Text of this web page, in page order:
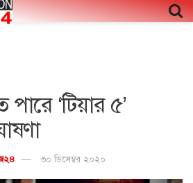
‘টিয়ার ৫’
৩০ ডিসেম্বর ২০২০